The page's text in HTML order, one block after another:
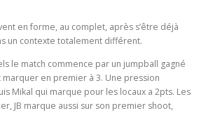
en forme, au complet, après s’être déjà
un contexte totalement différent.
le match commence par un jumpball gagné
en premier à 3. Une pression
Mikal qui marque pour les locaux a 2pts. Les
JB marque aussi sur son premier shoot,